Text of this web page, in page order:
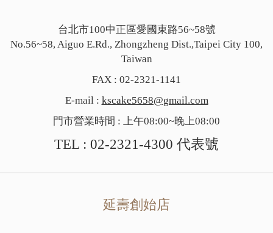
台北市100中正區愛國東路56~58號
No.56~58, Aiguo E.Rd., Zhongzheng Dist.,Taipei City 100,
Taiwan
FAX : 02-2321-1141
E-mail : kscake5658@gmail.com
門市營業時間 : 上午08:00~晚上08:00
TEL : 02-2321-4300 代表號
延壽創始店